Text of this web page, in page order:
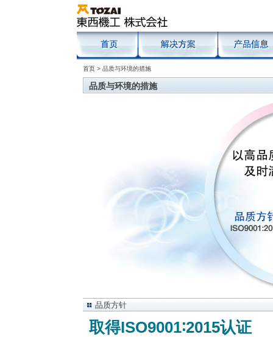
首页 > 品质与环境的措施
品质与环境的措施
品质方针
取得ISO9001∶2015认证